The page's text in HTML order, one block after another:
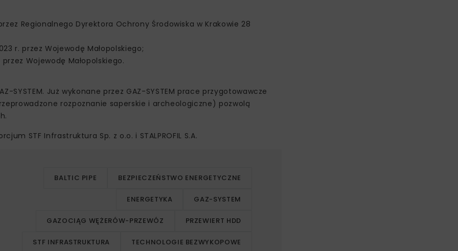
Regionalnego Dyrektora Ochrony Środowiska w Krakowie 28
r. przez Wojewodę Małopolskiego;
Wojewodę Małopolskiego.
SYSTEM. Już wykonane przez GAZ-SYSTEM prace przygotowawcze
rozpoznanie saperskie i archeologiczne) pozwolą
STF Infrastruktura Sp. z o.o. i STALPROFIL S.A.
BALTIC PIPE BEZPIECZEŃSTWO ENERGETYCZNE
ENERGETYKA GAZ-SYSTEM
GAZOCIĄG WĘŻERÓW-PRZEWÓZ PRZEWIERT HDD
STF INFRASTRUKTURA TECHNOLOGIE BEZWYKOPOWE